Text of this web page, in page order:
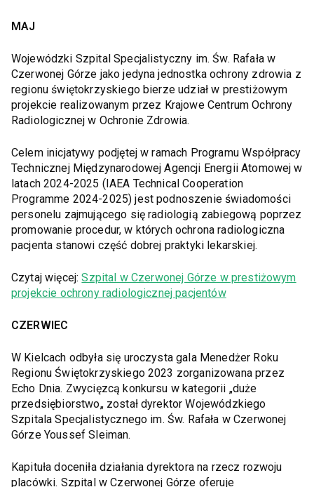
MAJ
Wojewódzki Szpital Specjalistyczny im. Św. Rafała w
Czerwonej Górze jako jedyna jednostka ochrony zdrowia z
regionu świętokrzyskiego bierze udział w prestiżowym
projekcie realizowanym przez Krajowe Centrum Ochrony
Radiologicznej w Ochronie Zdrowia.
Celem inicjatywy podjętej w ramach Programu Współpracy
Technicznej Międzynarodowej Agencji Energii Atomowej w
latach 2024-2025 (IAEA Technical Cooperation
Programme 2024-2025) jest podnoszenie świadomości
personelu zajmującego się radiologią zabiegową poprzez
promowanie procedur, w których ochrona radiologiczna
pacjenta stanowi część dobrej praktyki lekarskiej.
Czytaj więcej:Szpital w Czerwonej Górze w prestiżowym
projekcie ochrony radiologicznej pacjentów
CZERWIEC
W Kielcach odbyła się uroczysta gala Menedżer Roku
Regionu Świętokrzyskiego 2023 zorganizowana przez
Echo Dnia. Zwycięzcą konkursu w kategorii „duże
przedsiębiorstwo„ został dyrektor Wojewódzkiego
Szpitala Specjalistycznego im. Św. Rafała w Czerwonej
Górze Youssef Sleiman.
Kapituła doceniła działania dyrektora na rzecz rozwoju
placówki. Szpital w Czerwonej Górze oferuje